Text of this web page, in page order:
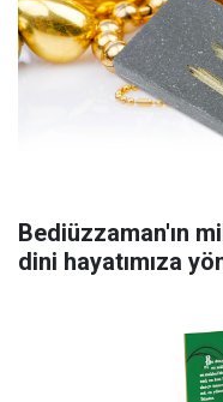
Bediüzzaman'ın
dini hayatımıza